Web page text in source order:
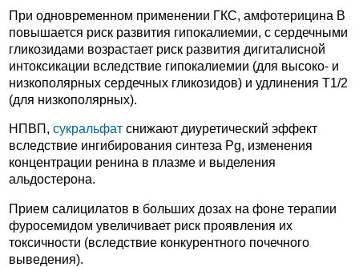
При одновременном применении ГКС, амфотерицина В
повышается риск развития гипокалиемии, с сердечными
гликозидами возрастает риск развития дигиталисной
интоксикации вследствие гипокалиемии (для высоко- и
низкополярных сердечных гликозидов) и удлинения T1/2
(для низкополярных).
НПВП, сукральфат снижают диуретический эффект
вследствие ингибирования синтеза Pg, изменения
концентрации ренина в плазме и выделения
альдостерона.
Прием салицилатов в больших дозах на фоне терапии
фуросемидом увеличивает риск проявления их
токсичности (вследствие конкурентного почечного
выведения).